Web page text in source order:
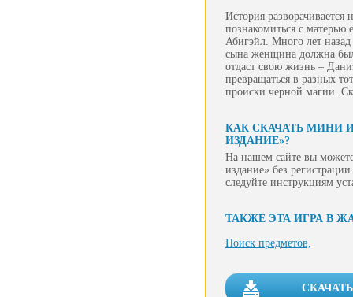
История
познакомиться с
Абигэйл. Много лет
сына женщина должна
отдаст свою жизнь –
превращаться в разных
происки черной магии.
КАК СКАЧАТЬ МИНИ
ИЗДАНИЕ»?
На нашем сайте вы
издание» без
следуйте инструкциям
ТАКЖЕ ЭТА ИГРА В
Поиск предметов,